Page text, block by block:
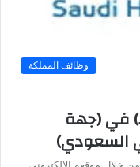
وظائف المملكة
في (جهة
السعودي)